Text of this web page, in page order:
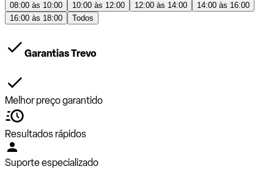
08:00 às 10:00 10:00 às 12:00 12:00 às 14:00
14:00 às 16:00
16:00 às 18:00
Todos
Garantias Trevo
Melhor preço garantido
Resultados rápidos
Suporte especializado